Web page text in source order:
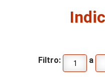
Filtro: a